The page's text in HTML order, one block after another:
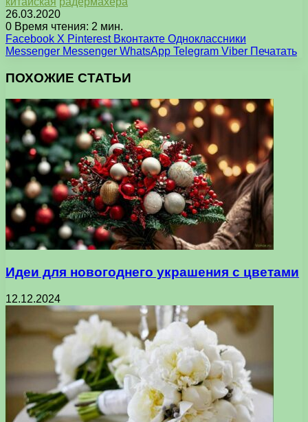
26.03.2020
0 Время чтения: 2 мин.
Facebook X Pinterest Вконтакте Одноклассники
Messenger Messenger WhatsApp Telegram Viber Печатать
ПОХОЖИЕ СТАТЬИ
Идеи для новогоднего украшения с цветами
12.12.2024